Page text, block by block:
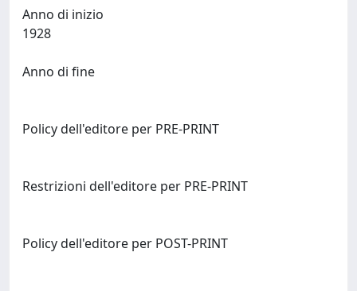
Anno di inizio
Anno di fine
Policy dell'editore per PRE-PRINT
Restrizioni dell'editore per PRE-PRINT
Policy dell'editore per POST-PRINT